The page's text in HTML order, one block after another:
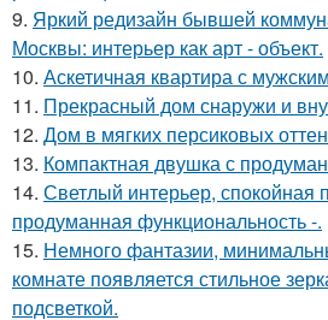
9. Яркий редизайн бывшей
Москвы: интерьер как арт - объект.
10. Аскетичная квартира с
11. Прекрасный дом снаружи и
12. Дом в мягких персиковых
13. Компактная двушка с
14. Светлый интерьер, спокойная
продуманная функциональность -.
15. Немного фантазии,
комнате появляется стильное
подсветкой.